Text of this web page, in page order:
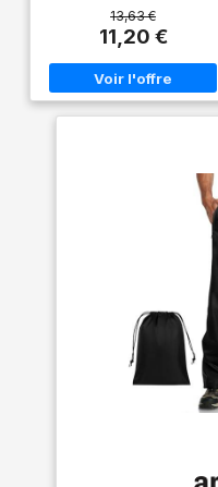
barrière imperméable fiable
contre la pluie et le vent; léger,
ce surpantalon se glisse dans
un sac pour parer aux averses
au travail comme en
déplacement AJUSTEMENT
vêtements de travail; les
pressions se ferment autour
des chaussures ou des bottes
pour garder la pluie dehors
déperle l'eau et ne contient
pas de PFAS; l'enduction PVC
est conforme aux exigences
REACH, pour une protection
responsable face aux
intempéries sans renoncer à
l'étanchéité du vêtement
NORME EN 343 CLASSE 3:
13,63 €
11,20 €